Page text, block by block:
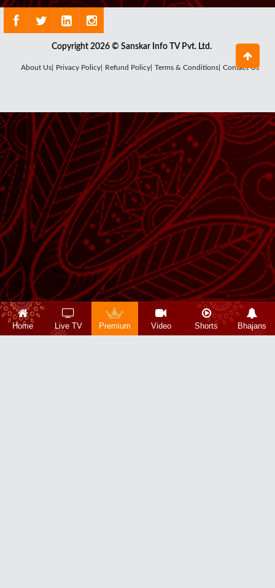
Copyright 2026 © Sanskar Info TV Pvt. Ltd.
About Us| Privacy Policy| Refund Policy| Terms & Conditions| Contact Us
Home Live TV Premium Video Shorts Bhajans